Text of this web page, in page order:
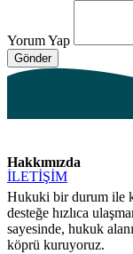
Yorum Yap
İLETİŞİM
Hakkımızda
Hukuki bir durum ile
desteğe hızlıca
sayesinde, hukuk
köprü kuruyoruz.